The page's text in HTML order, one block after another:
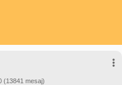
(13841 mesaj)